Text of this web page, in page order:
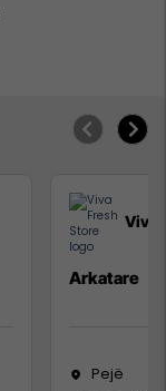
Viva
Arkatare
Pejë